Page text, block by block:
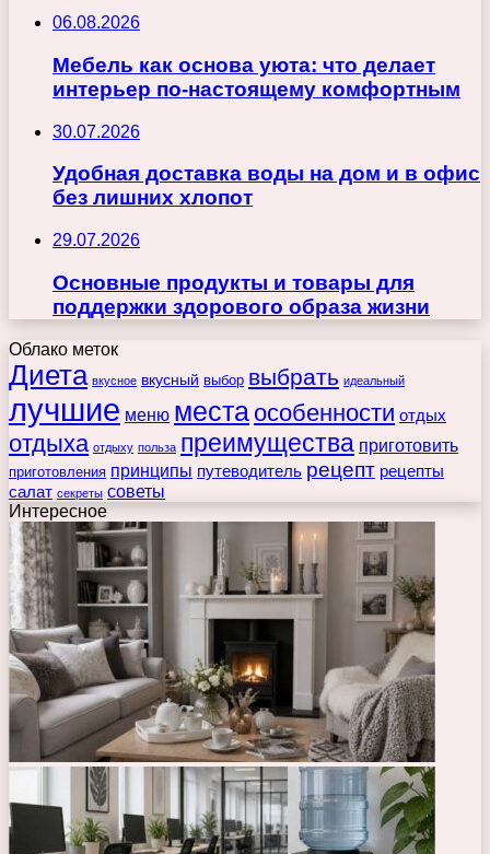
06.08.2026
Мебель как основа уюта: что делает
интерьер по-настоящему комфортным
30.07.2026
Удобная доставка воды на дом и в офис
без лишних хлопот
29.07.2026
Основные продукты и товары для
поддержки здорового образа жизни
Облако меток
Диета вкусное вкусный выбор выбрать идеальный
лучшие меню места особенности отдых
отдыха отдыху польза преимущества приготовить
приготовления принципы путеводитель рецепт рецепты
салат секреты советы
Интересное